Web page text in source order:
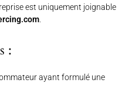
est uniquement joignable
:
ayant formulé une